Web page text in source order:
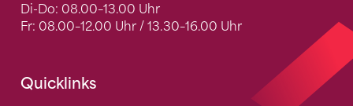
Di-Do: 08.00–13.00 Uhr
Fr: 08.00–12.00 Uhr / 13.30–16.00 Uhr
Quicklinks